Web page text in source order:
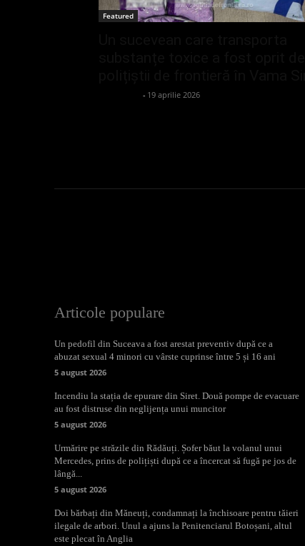
Featured
- 19 aprilie 2026
Articole populare
Un pedofil din Suceava a fost arestat preventiv după ce a
abuzat sexual 4 minori cu vârste cuprinse între 5 și 16 ani
5 august 2026
Incendiu la stația de epurare din Siret. Două pompe de evacuare
au fost distruse din neglijența unui muncitor
5 august 2026
Urmărire pe străzile din Rădăuți. Șofer băut la volanul unui
Mercedes, prins de polițiști după ce a încercat să fugă pe jos de
lângă...
5 august 2026
Doi bărbați din Măneuți, condamnați la închisoare pentru tăieri
ilegale de arbori. Unul a ajuns la Penitenciarul Botoșani, altul
este plecat în Anglia